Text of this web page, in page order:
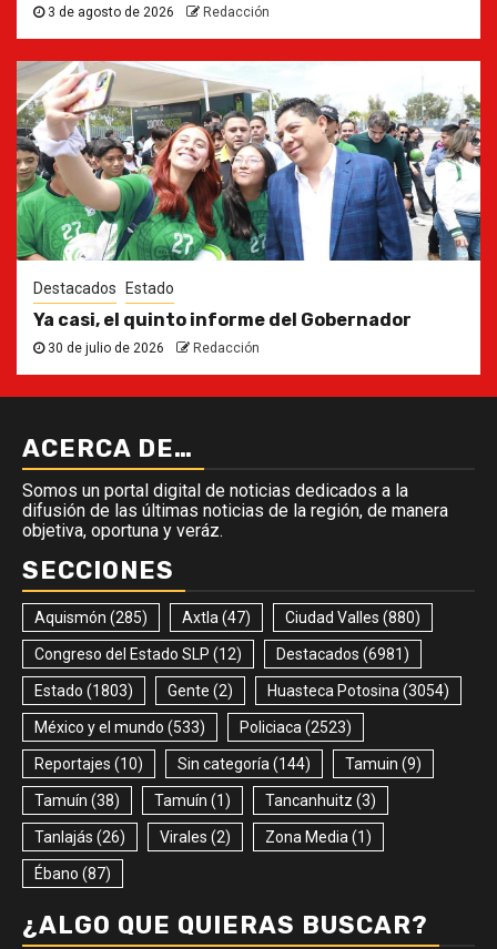
3 de agosto de 2026 Redacción
Destacados Estado
Ya casi, el quinto informe del Gobernador
30 de julio de 2026 Redacción
ACERCA DE…
Somos un portal digital de noticias dedicados a la
difusión de las últimas noticias de la región, de manera
objetiva, oportuna y veráz.
SECCIONES
Aquismón (285) Axtla (47) Ciudad Valles (880)
Congreso del Estado SLP (12) Destacados (6981)
Estado (1803) Gente (2) Huasteca Potosina (3054)
México y el mundo (533) Policiaca (2523)
Reportajes (10) Sin categoría (144) Tamuin (9)
Tamuín (38) Tamuín (1) Tancanhuitz (3)
Tanlajás (26) Virales (2) Zona Media (1)
Ébano (87)
¿ALGO QUE QUIERAS BUSCAR?